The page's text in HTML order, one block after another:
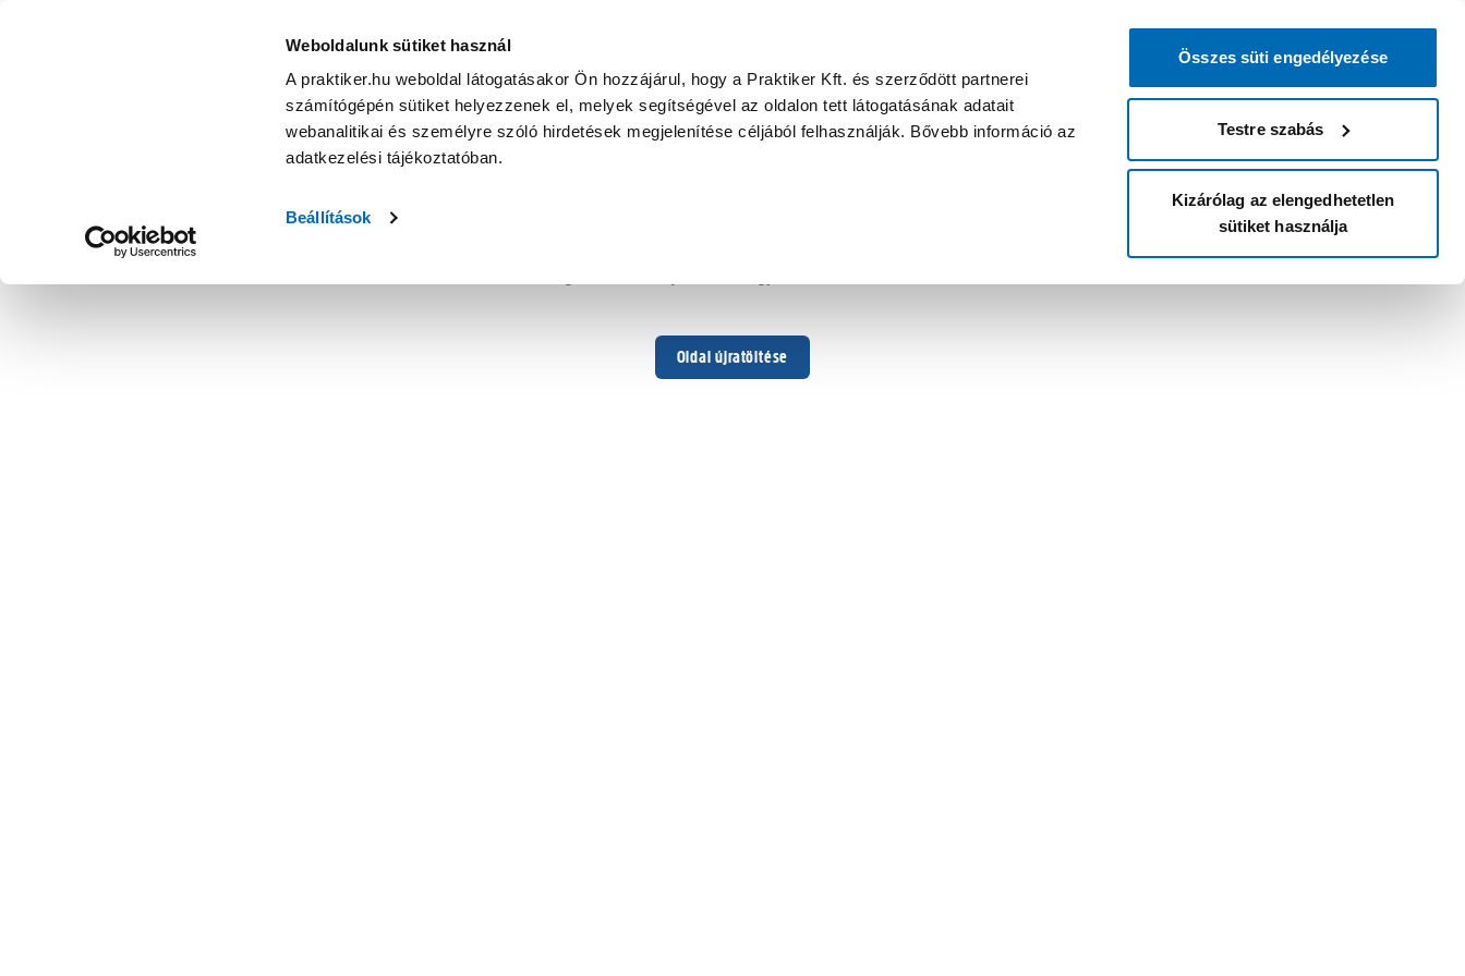
Weboldalunk sütiket használ
A praktiker.hu weboldal látogatásakor Ön hozzájárul, hogy a Praktiker Kft. és szerződött partnerei
számítógépén sütiket helyezzenek el, melyek segítségével az oldalon tett látogatásának adatait
webanalitikai és személyre szóló hirdetések megjelenítése céljából felhasználják. Bővebb információ az
adatkezelési tájékoztatóban.
Beállítások
Összes süti engedélyezése
Testre szabás
Kizárólag az elengedhetetlen
sütiket használja
Oldal újratöltése